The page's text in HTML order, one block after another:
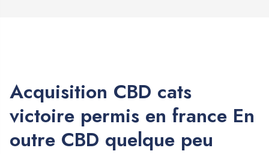
Acquisition CBD cats
victoire permis en france En
outre CBD quelque peu